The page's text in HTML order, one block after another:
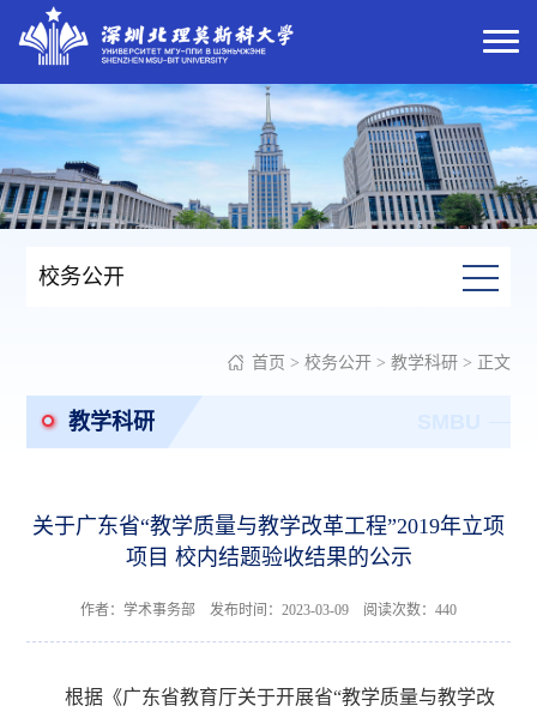
校务公开
首页 > 校务公开> 教学科研> 正文
教学科研
关于广东省“教学质量与教学改革工程”2019年立项
项目 校内结题验收结果的公示
作者：学术事务部 发布时间：2023-03-09 阅读次数： 440
根据《广东省教育厅关于开展省“教学质量与教学改